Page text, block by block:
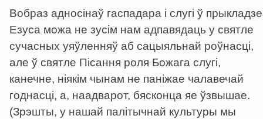
Вобраз адносінаў гаспадара і слугі ў прыкладзе
Езуса можа не зусім нам адпавядаць у святле
сучасных уяўленняў аб сацыяльнай роўнасці,
але ў святле Пісання роля Божага слугі,
канечне, ніякім чынам не паніжае чалавечай
годнасці, а, наадварот, бясконца яе ўзвышае.
(Зрэшты, у нашай палітычнай культуры мы